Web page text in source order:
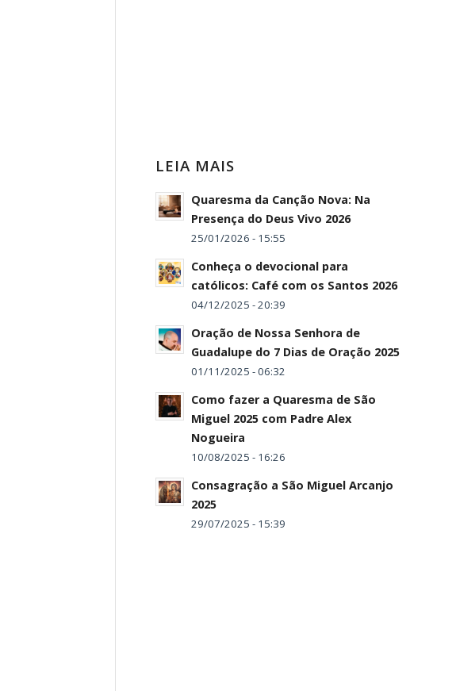
LEIA MAIS
Quaresma da Canção Nova: Na
Presença do Deus Vivo 2026
25/01/2026 - 15:55
Conheça o devocional para
católicos: Café com os Santos 2026
04/12/2025 - 20:39
Oração de Nossa Senhora de
Guadalupe do 7 Dias de Oração 2025
01/11/2025 - 06:32
Como fazer a Quaresma de São
Miguel 2025 com Padre Alex
Nogueira
10/08/2025 - 16:26
Consagração a São Miguel Arcanjo
2025
29/07/2025 - 15:39